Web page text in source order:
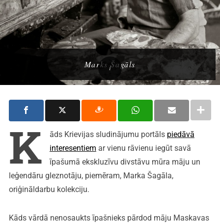
Marks Šagāls
K āds Krievijas sludinājumu portāls piedāvā
interesentiem ar vienu rāvienu iegūt savā
īpašumā ekskluzīvu divstāvu mūra māju un
leģendāru gleznotāju, piemēram, Marka Šagāla,
oriģināldarbu kolekciju.
Kāds vārdā nenosaukts īpašnieks pārdod māju Maskavas